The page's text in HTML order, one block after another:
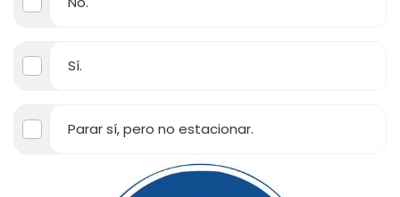
Sí.
Parar sí, pero no estacionar.